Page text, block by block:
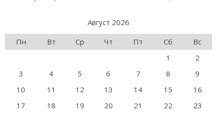
Август 2026
Пн
Вт Ср Чт Пт Сб
Вс
1
2
3
4 5 6 7 8
9
10
11 12 13 14 15
16
17
18 19 20 21 22
23